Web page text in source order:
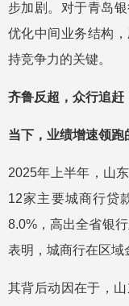
步加剧。对于青岛
优化中间业务结构
持竞争力的关键。
齐鲁反超，众行追赶
当下，业绩增速领跑
2025年上半年，山
12家主要城商行贷
8.0%，高出全省银
表明，城商行在区域
其背后动因在于，